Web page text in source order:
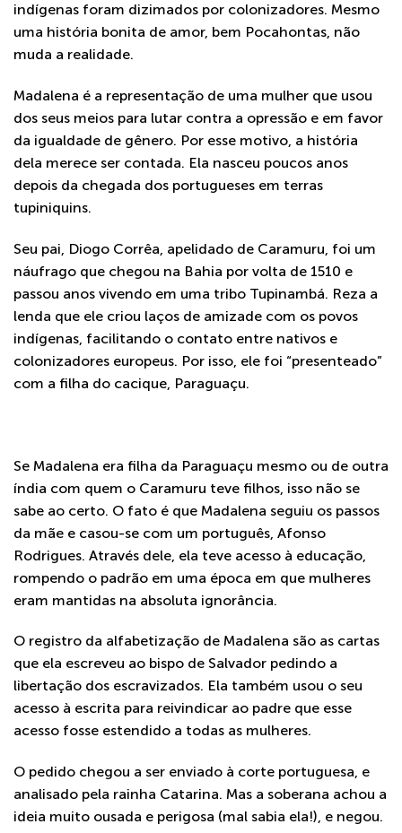
indígenas foram dizimados por colonizadores. Mesmo
uma história bonita de amor, bem Pocahontas, não
muda a realidade.
Madalena é a representação de uma mulher que usou
dos seus meios para lutar contra a opressão e em favor
da igualdade de gênero. Por esse motivo, a história
dela merece ser contada. Ela nasceu poucos anos
depois da chegada dos portugueses em terras
tupiniquins.
Seu pai, Diogo Corrêa, apelidado de Caramuru, foi um
náufrago que chegou na Bahia por volta de 1510 e
passou anos vivendo em uma tribo Tupinambá. Reza a
lenda que ele criou laços de amizade com os povos
indígenas, facilitando o contato entre nativos e
colonizadores europeus. Por isso, ele foi “presenteado”
com a filha do cacique, Paraguaçu.
Se Madalena era filha da Paraguaçu mesmo ou de outra
índia com quem o Caramuru teve filhos, isso não se
sabe ao certo. O fato é que Madalena seguiu os passos
da mãe e casou-se com um português, Afonso
Rodrigues. Através dele, ela teve acesso à educação,
rompendo o padrão em uma época em que mulheres
eram mantidas na absoluta ignorância.
O registro da alfabetização de Madalena são as cartas
que ela escreveu ao bispo de Salvador pedindo a
libertação dos escravizados. Ela também usou o seu
acesso à escrita para reivindicar ao padre que esse
acesso fosse estendido a todas as mulheres.
O pedido chegou a ser enviado à corte portuguesa, e
analisado pela rainha Catarina. Mas a soberana achou a
ideia muito ousada e perigosa (mal sabia ela!), e negou.